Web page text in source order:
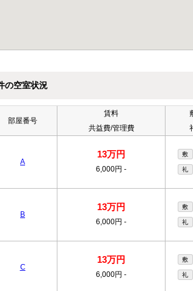
の空室状況
部屋番号
賃料
共益費/管理費
A
13万円
6,000円 -
敷
礼
B
13万円
6,000円 -
敷
礼
C
13万円
6,000円 -
敷
礼